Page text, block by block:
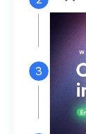
à